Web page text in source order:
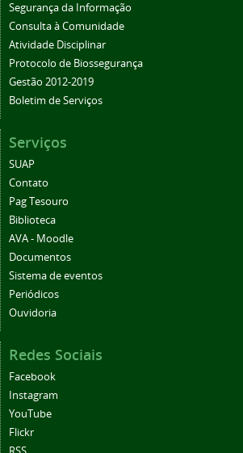
Segurança da Informação
Consulta à Comunidade
Atividade Disciplinar
Protocolo de Biossegurança
Gestão 2012-2019
Boletim de Serviços
Serviços
SUAP
Contato
Pag Tesouro
Biblioteca
AVA - Moodle
Documentos
Sistema de eventos
Periódicos
Ouvidoria
Redes Sociais
Facebook
Instagram
YouTube
Flickr